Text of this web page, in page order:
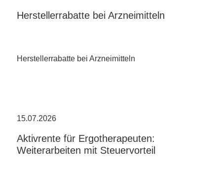
Herstellerrabatte bei Arzneimitteln
Herstellerrabatte bei Arzneimitteln
15.07.2026
Aktivrente für Ergotherapeuten:
Weiterarbeiten mit Steuervorteil